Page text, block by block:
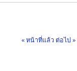
« หน้าที่แล้ว ต่อไป »